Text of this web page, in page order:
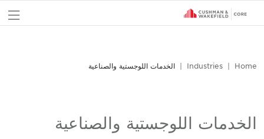
Home
Industries الخدمات اللوجستية والصناعية
الخدمات اللوجستية والصناعية